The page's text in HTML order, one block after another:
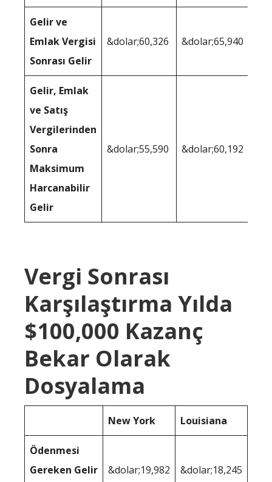
Gelir ve
Emlak Vergisi
Sonrası Gelir
&dolar;60,326 &dolar;65,940
Gelir, Emlak
ve Satış
Vergilerinden
Sonra
Maksimum
Harcanabilir
Gelir
&dolar;55,590 &dolar;60,192
Vergi Sonrası
Karşılaştırma Yılda
$100,000 Kazanç
Bekar Olarak
Dosyalama
New York Louisiana
Ödenmesi
Gereken Gelir
&dolar;19,982 &dolar;18,245